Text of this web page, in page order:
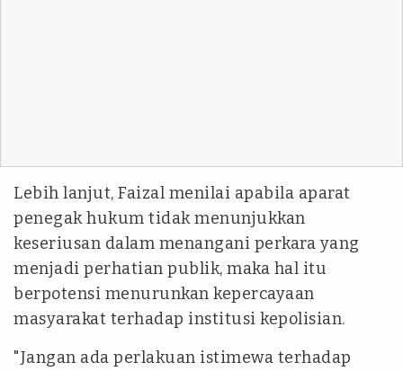
Lebih lanjut, Faizal menilai apabila aparat
penegak hukum tidak menunjukkan
keseriusan dalam menangani perkara yang
menjadi perhatian publik, maka hal itu
berpotensi menurunkan kepercayaan
masyarakat terhadap institusi kepolisian.
"Jangan ada perlakuan istimewa terhadap